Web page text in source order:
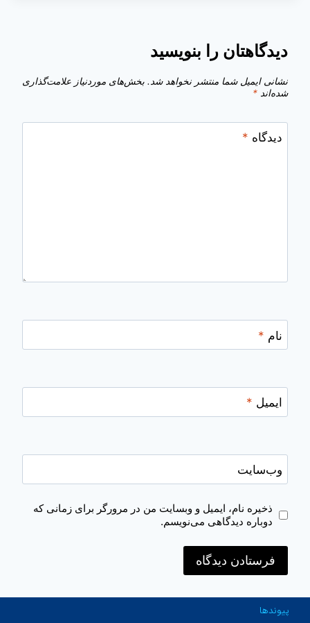
دیدگاهتان را بنویسید
نشانی ایمیل شما منتشر نخواهد شد. بخش‌های موردنیاز علامت‌گذاری
شده‌اند *
دیدگاه *
نام *
ایمیل *
وب‌سایت
ذخیره نام، ایمیل و وبسایت من در مرورگر برای زمانی که
دوباره دیدگاهی می‌نویسم.
پیوندها